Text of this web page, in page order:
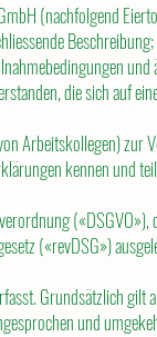
(nachfolgend
und
die sich auf
Arbeitskollegen) zur
kennen und
(«DSGVO»),
(«revDSG»)
Grundsätzlich gilt
und